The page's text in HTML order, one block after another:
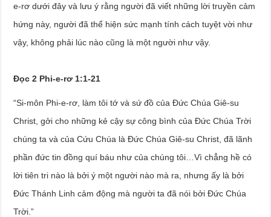
e-rơ dưới đây và lưu ý rằng người đã viết những lời truyền cảm
hứng này, người đã thể hiện sức mạnh tính cách tuyệt vời như
vậy, không phải lúc nào cũng là một người như vậy.
Đọc 2 Phi-e-rơ 1:1-21
“Si-môn Phi-e-rơ, làm tôi tớ và sứ đồ của Đức Chúa Giê-su
Christ, gởi cho những kẻ cậy sự công bình của Đức Chúa Trời
chúng ta và của Cứu Chúa là Đức Chúa Giê-su Christ, đã lãnh
phần đức tin đồng quí báu như của chúng tôi…Vì chẳng hề có
lời tiên tri nào là bởi ý một người nào mà ra, nhưng ấy là bởi
Đức Thánh Linh cảm động mà người ta đã nói bởi Đức Chúa
Trời.”